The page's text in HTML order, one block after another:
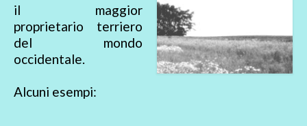
il maggior
proprietario terriero
del mondo
occidentale.
Alcuni esempi: